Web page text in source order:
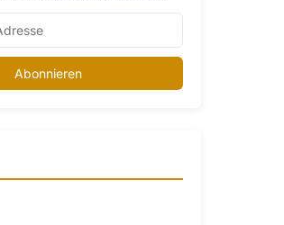
Abonnieren